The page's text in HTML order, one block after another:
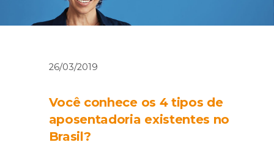
26/03/2019
Você conhece os 4 tipos de
aposentadoria existentes no
Brasil?